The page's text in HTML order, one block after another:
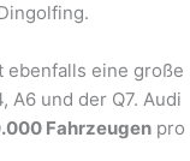
ebenfalls eine große
A6 und der Q7. Audi
Fahrzeugen pro